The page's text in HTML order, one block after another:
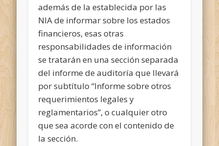
además de la establecida por las
NIA de informar sobre los estados
financieros, esas otras
responsabilidades de información
se tratarán en una sección separada
del informe de auditoría que llevará
por subtítulo “Informe sobre otros
requerimientos legales y
reglamentarios”, o cualquier otro
que sea acorde con el contenido de
la sección.